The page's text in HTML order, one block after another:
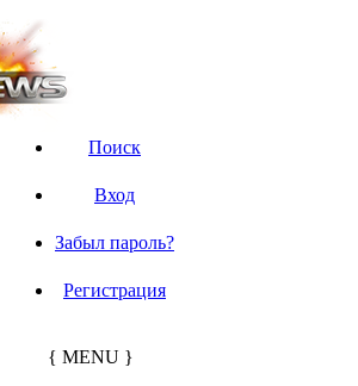
Поиск
Вход
Забыл пароль?
Регистрация
{ MENU }